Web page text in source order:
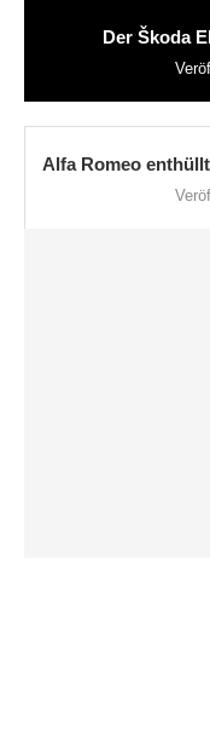
Der Škoda
Alfa Romeo